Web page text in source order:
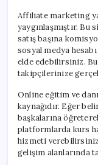
Affiliate marketing
yaygınlaşmıştır. Bu
satış başına
sosyal medya
elde edebilirsiniz.
takipçilerinize
Online eğitim ve
kaynağıdır. Eğer
başkalarına
platformlarda kurs
hizmeti
gelişim alanlarında